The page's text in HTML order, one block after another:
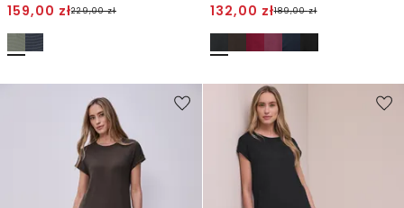
159,00 zł229,00zł
132,00 zł189,00zł